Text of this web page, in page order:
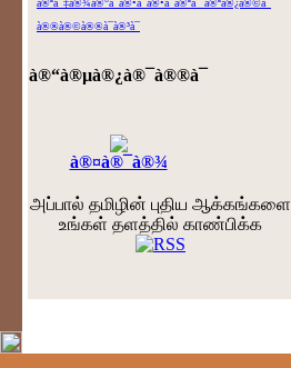
à®ªà¯‡à®¾à®°à¯à®•à¯à®•à¯à®ªà¯ à®ªà®¿à®©à¯
à®®à®©à®®à¯à®³à¯
à®“à®µà®¿à®¯à®®à¯
à®¤à®¯à®¾
அப்பால் தமிழின் புதிய ஆக்கங்களை
உங்கள் தளத்தில் காண்பிக்க